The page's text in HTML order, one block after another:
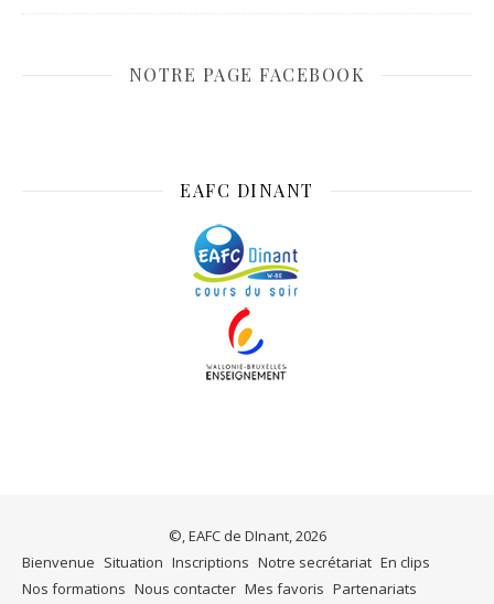
NOTRE PAGE FACEBOOK
EAFC DINANT
©, EAFC de DInant, 2026
Bienvenue Situation Inscriptions Notre secrétariat En clips
Nos formations Nous contacter Mes favoris Partenariats